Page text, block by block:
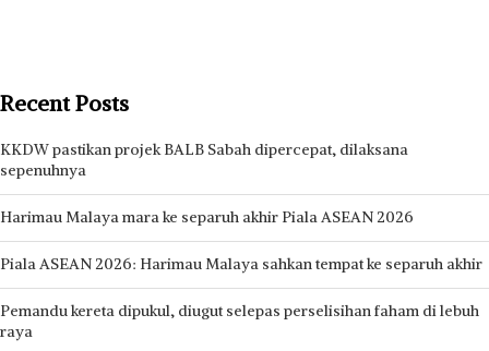
Recent Posts
KKDW pastikan projek BALB Sabah dipercepat, dilaksana
sepenuhnya
Harimau Malaya mara ke separuh akhir Piala ASEAN 2026
Piala ASEAN 2026: Harimau Malaya sahkan tempat ke separuh akhir
Pemandu kereta dipukul, diugut selepas perselisihan faham di lebuh
raya